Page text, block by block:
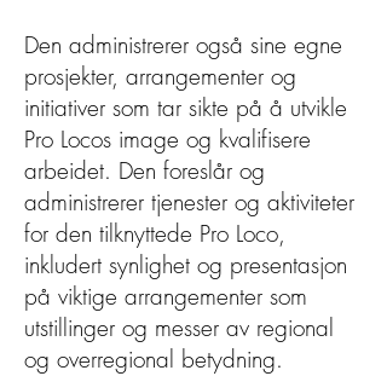
Den administrerer også sine egne
prosjekter, arrangementer og
initiativer som tar sikte på å utvikle
Pro Locos image og kvalifisere
arbeidet. Den foreslår og
administrerer tjenester og aktiviteter
for den tilknyttede Pro Loco,
inkludert synlighet og presentasjon
på viktige arrangementer som
utstillinger og messer av regional
og overregional betydning.